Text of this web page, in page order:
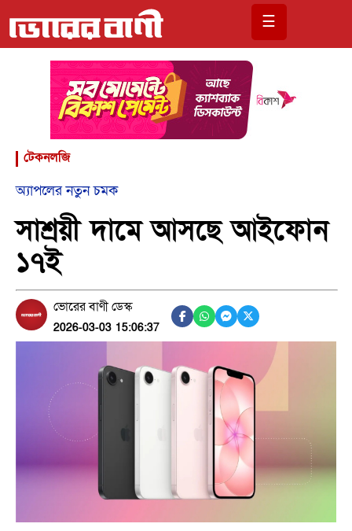
☰
টেকনলজি
অ্যাপলের নতুন চমক
সাশ্রয়ী দামে আসছে আইফোন
১৭ই
ভোরের বাণী ডেস্ক
2026-03-03 15:06:37